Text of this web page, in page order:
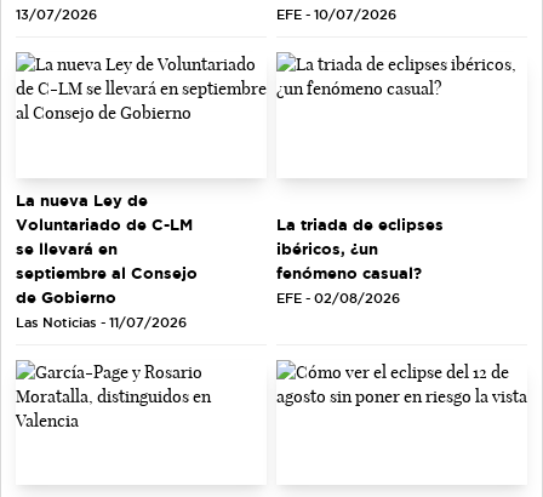
13/07/2026
EFE - 10/07/2026
La nueva Ley de
Voluntariado de C-LM
se llevará en
septiembre al Consejo
de Gobierno
Las Noticias - 11/07/2026
La triada de eclipses
ibéricos, ¿un
fenómeno casual?
EFE - 02/08/2026